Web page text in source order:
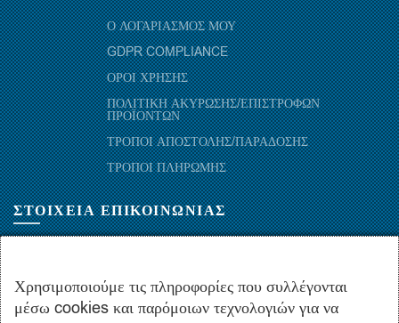
Ο ΛΟΓΑΡΙΑΣΜΟΣ ΜΟΥ
GDPR COMPLIANCE
ΟΡΟΙ ΧΡΗΣΗΣ
ΠΟΛΙΤΙΚΗ ΑΚΥΡΩΣΗΣ/ΕΠΙΣΤΡΟΦΩΝ
ΠΡΟΪΟΝΤΩΝ
ΤΡΟΠΟΙ ΑΠΟΣΤΟΛΗΣ/ΠΑΡΑΔΟΣΗΣ
ΤΡΟΠΟΙ ΠΛΗΡΩΜΗΣ
ΣΤΟΙΧΕΙΑ ΕΠΙΚΟΙΝΩΝΙΑΣ
+30.210-5143367,+30.210-5154659,+30.210-5147842
+30.210-5133976
Χρησιμοποιούμε τις πληροφορίες που συλλέγονται
μέσω cookies και παρόμοιων τεχνολογιών για να